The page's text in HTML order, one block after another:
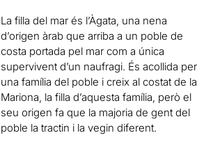
La filla del mar és l’Àgata, una nena
d’origen àrab que arriba a un poble de
costa portada pel mar com a única
supervivent d’un naufragi. És acollida per
una família del poble i creix al costat de la
Mariona, la filla d’aquesta família, però el
seu origen fa que la majoria de gent del
poble la tractin i la vegin diferent.